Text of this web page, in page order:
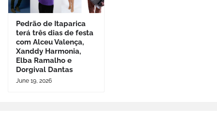
Pedrão de Itaparica
terá três dias de festa
com Alceu Valença,
Xanddy Harmonia,
Elba Ramalho e
Dorgival Dantas
June 19, 2026